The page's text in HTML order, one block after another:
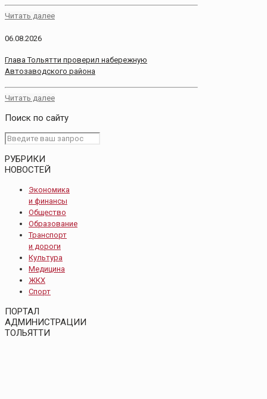
Читать далее
06.08.2026
Глава Тольятти проверил набережную
Автозаводского района
Читать далее
Поиск по сайту
РУБРИКИ
НОВОСТЕЙ
Экономика
и финансы
Общество
Образование
Транспорт
и дороги
Культура
Медицина
ЖКХ
Спорт
ПОРТАЛ
АДМИНИСТРАЦИИ
ТОЛЬЯТТИ